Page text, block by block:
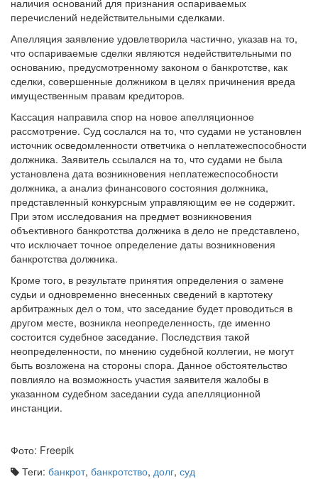
перечислений недействительными сделками.
Апелляция заявление удовлетворила частично, указав на то,
что оспариваемые сделки являются недействительными по
основанию, предусмотренному законом о банкротстве, как
сделки, совершенные должником в целях причинения вреда
имущественным правам кредиторов.
Кассация направила спор на новое апелляционное
рассмотрение. Суд сослался на то, что судами не установлен
источник осведомленности ответчика о неплатежеспособности
должника. Заявитель ссылался на то, что судами не была
установлена дата возникновения неплатежеспособности
должника, а анализ финансового состояния должника,
представленный конкурсным управляющим ее не содержит.
При этом исследования на предмет возникновения
объективного банкротства должника в дело не представлено,
что исключает точное определение даты возникновения
банкротства должника.
Кроме того, в результате принятия определения о замене
судьи и одновременно внесенных сведений в картотеку
арбитражных дел о том, что заседание будет проводиться в
другом месте, возникла неопределенность, где именно
состоится судебное заседание. Последствия такой
неопределенности, по мнению судебной коллегии, не могут
быть возложена на стороны спора. Данное обстоятельство
повлияло на возможность участия заявителя жалобы в
указанном судебном заседании суда апелляционной
инстанции.
Фото: Freepik
Теги: банкрот, банкротство, долг, суд